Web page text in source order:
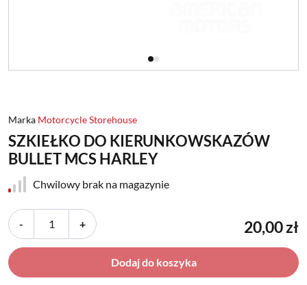
Marka Motorcycle Storehouse
SZKIEŁKO DO KIERUNKOWSKAZÓW
BULLET MCS HARLEY
Chwilowy brak na magazynie
- + 20,00 zł
Dodaj do koszyka